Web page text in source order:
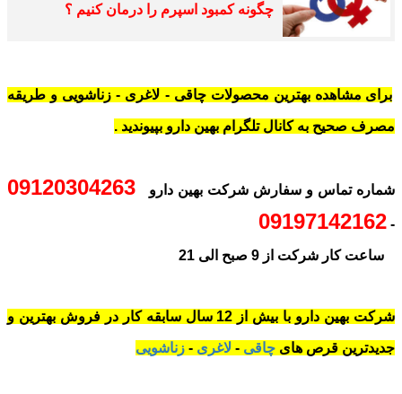
چگونه کمبود اسپرم را درمان کنیم ؟
برای مشاهده بهترین محصولات چاقی - لاغری - زناشویی و طریقه
مصرف صحیح به کانال تلگرام بهین دارو بپیوندید .
شماره تماس و سفارش شرکت بهین دارو 09120304263
-
09197142162
ساعت کار شرکت از 9 صبح الی 21
شرکت بهین دارو با بیش از 12 سال سابقه کار در فروش بهترین و
جدیدترین قرص های چاقی - لاغری - زناشویی